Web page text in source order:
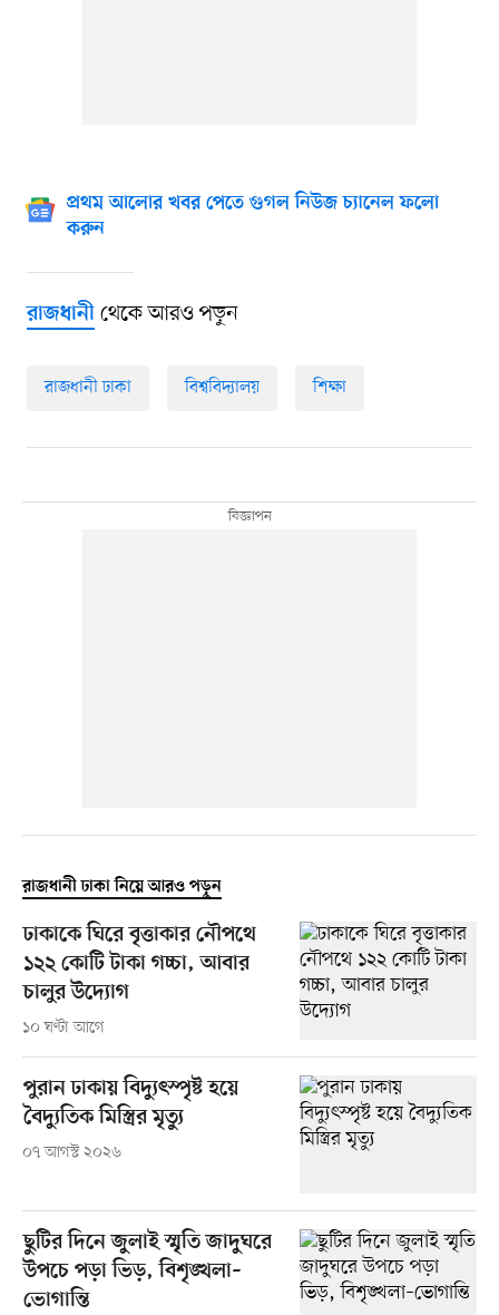
প্রথম আলোর খবর পেতে গুগল নিউজ চ্যানেল ফলো
করুন
রাজধানীথেকে আরও পড়ুন
রাজধানী ঢাকা বিশ্ববিদ্যালয় শিক্ষা
রাজধানী ঢাকা নিয়ে আরও পড়ুন
ঢাকাকে ঘিরে বৃত্তাকার নৌপথে
১২২ কোটি টাকা গচ্চা, আবার
চালুর উদ্যোগ
১০ ঘণ্টা আগে
পুরান ঢাকায় বিদ্যুৎস্পৃষ্ট হয়ে
বৈদ্যুতিক মিস্ত্রির মৃত্যু
০৭ আগস্ট ২০২৬
ছুটির দিনে জুলাই স্মৃতি জাদুঘরে
উপচে পড়া ভিড়, বিশৃঙ্খলা–
ভোগান্তি